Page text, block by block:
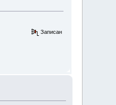
Записан